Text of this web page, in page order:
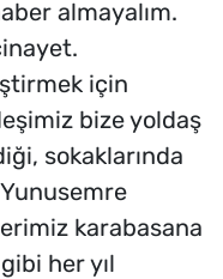
almayalım.
için
bize yoldaş
sokaklarında
karabasana
her yıl